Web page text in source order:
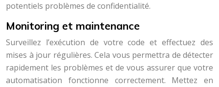
potentiels problèmes de confidentialité.
Monitoring et maintenance
Surveillez l’exécution de votre code et effectuez des
mises à jour régulières. Cela vous permettra de détecter
rapidement les problèmes et de vous assurer que votre
automatisation fonctionne correctement. Mettez en